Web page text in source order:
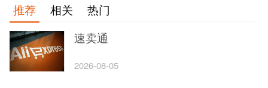
推荐 相关
热门
速卖通
2026-08-05